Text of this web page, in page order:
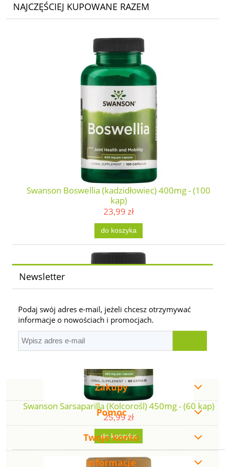
NAJCZĘŚCIEJ KUPOWANE RAZEM
Swanson Boswellia (kadzidłowiec) 400mg - (100
kap)
23,99 zł
do koszyka
Swanson Sarsaparilla (Kolcorośl) 450mg - (60 kap)
25,99 zł
do koszyka
Newsletter
Podaj swój adres e-mail, jeżeli chcesz otrzymywać
informacje o nowościach i promocjach.
Zakupy
Pomoc
Twoje konto
Informacje